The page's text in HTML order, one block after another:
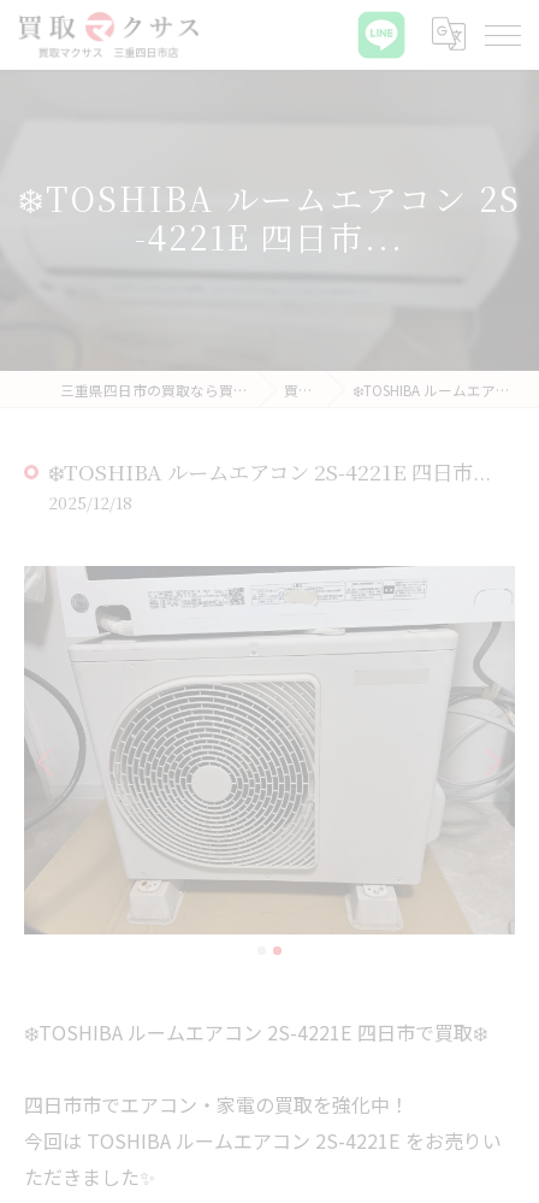
❄️TOSHIBA ルームエアコン 2S
-4221E 四日市...
三重県四日市の買取なら買取マクサス 三重四日市店 買取実績 ❄️TOSHIBA ルームエアコン 2S-4221E 四日市...
❄️TOSHIBA ルームエアコン 2S-4221E 四日市...
2025/12/18
❄️TOSHIBA ルームエアコン 2S-4221E 四日市で買取❄️
四日市市でエアコン・家電の買取を強化中！
今回は TOSHIBA ルームエアコン 2S-4221E をお売りい
ただきました✨